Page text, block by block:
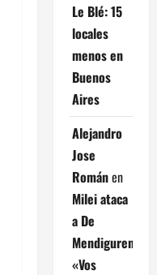
Le Blé: 15
locales
menos en
Buenos
Aires
Alejandro
Jose
Románen
Milei ataca
a De
Mendiguren:
«Vos